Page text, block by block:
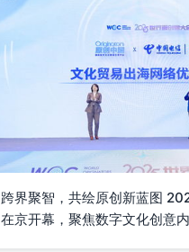
跨界聚智，共绘原创新蓝图
在京开幕，聚焦数字文化创意